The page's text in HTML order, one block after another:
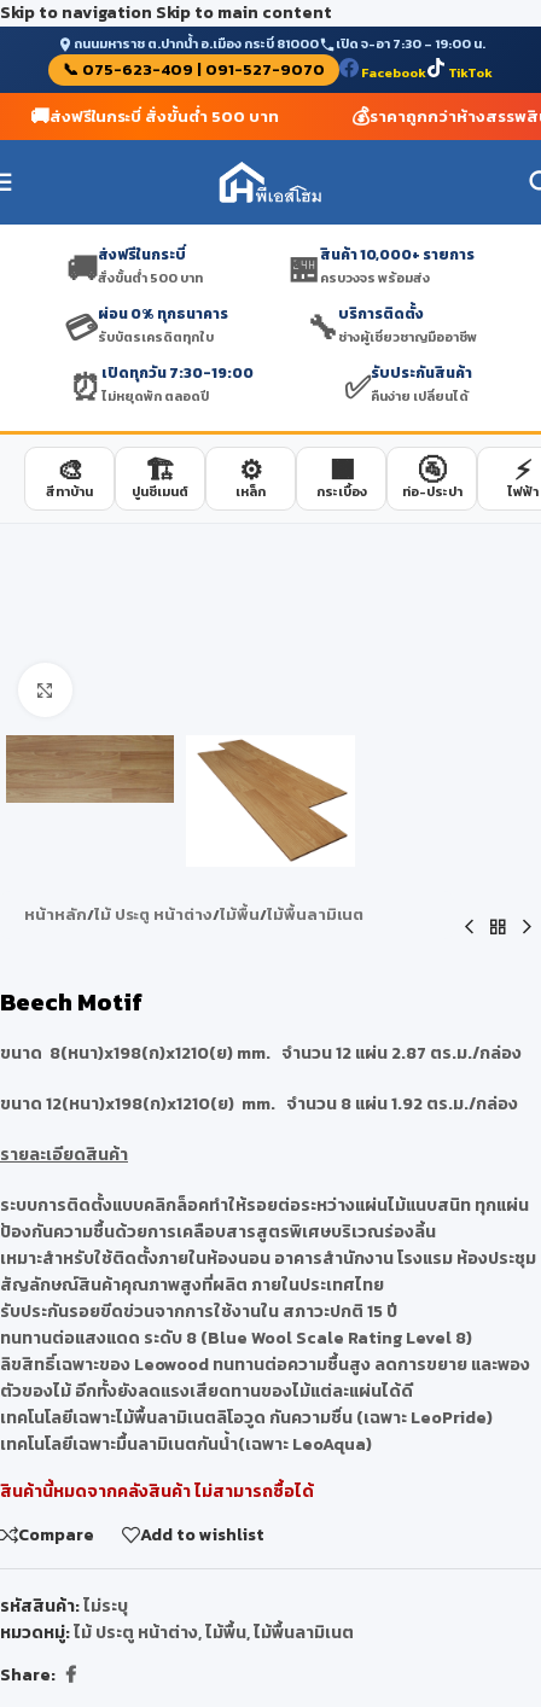
Skip to navigation Skip to main content
ถนนมหาราช ต.ปากน้ำ อ.เมือง กระบี่ 81000 เปิด จ-อา 7:30 – 19:00 น.
📞 075-623-409 | 091-527-9070 Facebook TikTok
🚚ส่งฟรีในกระบี่ สั่งขั้นต่ำ 500 บาท 💰ราคาถูกกว่าห้างสรรพสิ
🚚ส่งฟรีในกระบี่
สั่งขั้นต่ำ 500 บาท 🏪สินค้า 10,000+ รายการ
ครบวงจร พร้อมส่ง
💳ผ่อน 0% ทุกธนาคาร
รับบัตรเครดิตทุกใบ 🔧บริการติดตั้ง
ช่างผู้เชี่ยวชาญมืออาชีพ
⏰ เปิดทุกวัน 7:30-19:00
ไม่หยุดพัก ตลอดปี ✅รับประกันสินค้า
คืนง่าย เปลี่ยนได้
🎨
สีทาบ้าน
🏗️
ปูนซีเมนต์
⚙️
เหล็ก
🟫
กระเบื้อง
🚰
ท่อ-ประปา
⚡
ไฟฟ้า
หน้าหลัก/ไม้ ประตู หน้าต่าง/ไม้พื้น/ไม้พื้นลามิเนต
Beech Motif
ขนาด 8(หนา)x198(ก)x1210(ย) mm. จำนวน 12 แผ่น 2.87 ตร.ม./กล่อง
ขนาด 12(หนา)x198(ก)x1210(ย) mm. จำนวน 8 แผ่น 1.92 ตร.ม./กล่อง
รายละเอียดสินค้า
ระบบการติดตั้งแบบคลิกล็อคทำให้รอยต่อระหว่างแผ่นไม้แนบสนิท ทุกแผ่น
ป้องกันความชื้นด้วยการเคลือบสารสูตรพิเศษบริเวณร่องลิ้น
เหมาะสำหรับใช้ติดตั้งภายในห้องนอน อาคารสำนักงาน โรงแรม ห้องประชุม
สัญลักษณ์สินค้าคุณภาพสูงที่ผลิต ภายในประเทศไทย
รับประกันรอยขีดข่วนจากการใช้งานใน สภาวะปกติ 15 ปี
ทนทานต่อแสงแดด ระดับ 8 (Blue Wool Scale Rating Level 8)
ลิขสิทธิ์เฉพาะของ Leowood ทนทานต่อความชื้นสูง ลดการขยาย และพอง
ตัวของไม้ อีกทั้งยังลดแรงเสียดทานของไม้แต่ละแผ่นได้ดี
เทคโนโลยีเฉพาะไม้พื้นลามิเนตลิโอวูด กันความชื่น (เฉพาะ LeoPride)
เทคโนโลยีเฉพาะมื้นลามิเนตกันน้ำ(เฉพาะ LeoAqua)
สินค้านี้หมดจากคลังสินค้า ไม่สามารถซื้อได้
Compare
Add to wishlist
รหัสสินค้า:ไม่ระบุ
หมวดหมู่:ไม้ ประตู หน้าต่าง,ไม้พื้น,ไม้พื้นลามิเนต
Share: